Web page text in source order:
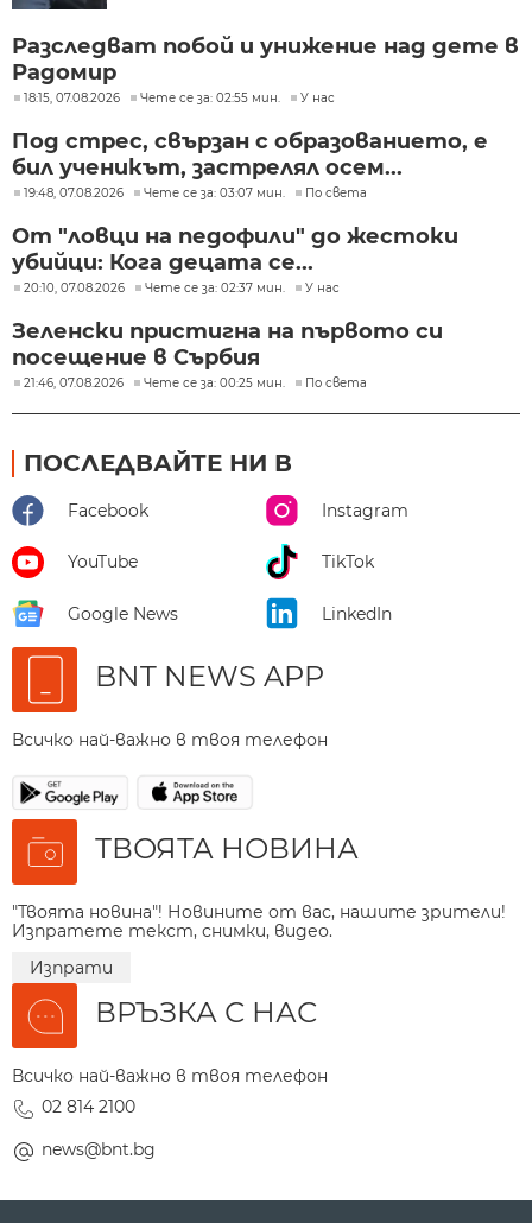
Разследват побой и унижение над дете в
Радомир
18:15, 07.08.2026 Чете се за: 02:55 мин. У нас
Под стрес, свързан с образованието, е
бил ученикът, застрелял осем...
19:48, 07.08.2026 Чете се за: 03:07 мин. По света
От "ловци на педофили" до жестоки
убийци: Кога децата се...
20:10, 07.08.2026 Чете се за: 02:37 мин. У нас
Зеленски пристигна на първото си
посещение в Сърбия
21:46, 07.08.2026 Чете се за: 00:25 мин. По света
ПОСЛЕДВАЙТЕ НИ В
Facebook Instagram
YouTube TikTok
Google News LinkedIn
BNT NEWS APP
Всичко най-важно в твоя телефон
ТВОЯТА НОВИНА
"Твоята новина"! Новините от вас, нашите зрители!
Изпратете текст, снимки, видео.
Изпрати
ВРЪЗКА С НАС
Всичко най-важно в твоя телефон
02 814 2100
news@bnt.bg